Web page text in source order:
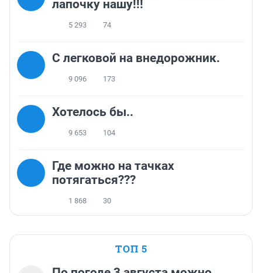
лапочку нашу!!!
5 293 74
C легковой на внедорожник.
9 096 173
Хотелось бы..
9 653 104
Где можно на тачках
потягаться???
1 868 30
ТОП 5